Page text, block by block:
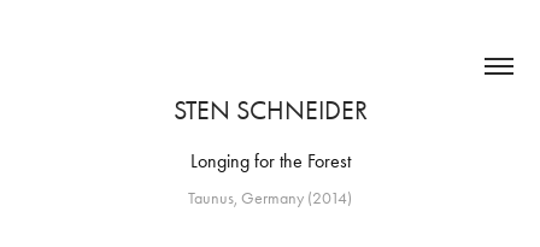
STEN SCHNEIDER
Longing for the Forest
Taunus, Germany (2014)